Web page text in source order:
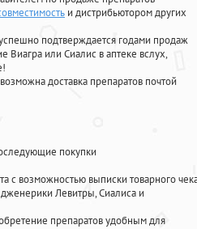
и дистрибьютором других
подтверждается годами продаж
Виагра или Сиалис в аптеке вслух,
доставка препаратов почтой
покупки
возможностью выписки товарного
Левитры, Сиалиса и
препаратов удобным для